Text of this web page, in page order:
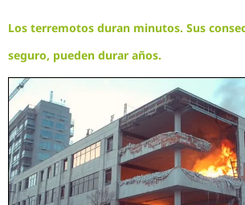
Los terremotos duran minutos. Sus
seguro, pueden durar años.